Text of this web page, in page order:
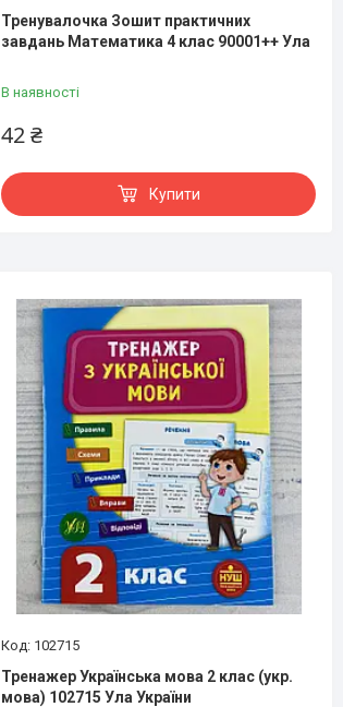
Тренувалочка Зошит практичних
завдань Математика 4 клас 90001++ Ула
В наявності
42 ₴
Купити
102715
Тренажер Українська мова 2 клас (укр.
мова) 102715 Ула України